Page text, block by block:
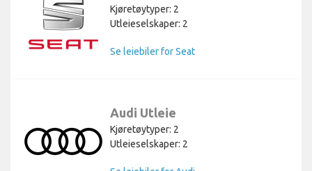
Kjøretøytyper: 2
Utleieselskaper: 2
Se leiebiler for Seat
Audi Utleie
Kjøretøytyper: 2
Utleieselskaper: 2